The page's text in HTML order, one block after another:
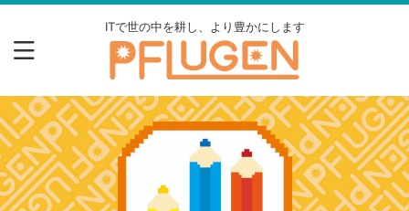
ITで世の中を耕し、より豊かにします